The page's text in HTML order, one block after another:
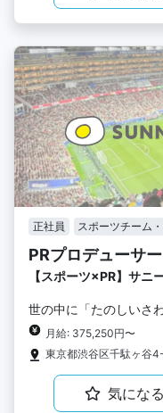
正社員 スポーツチーム
PRプロデューサー
【スポーツ×PR】サニ
世の中に「たのしいさ
月給: 375,250円〜
東京都渋谷区千駄ヶ谷
気になる